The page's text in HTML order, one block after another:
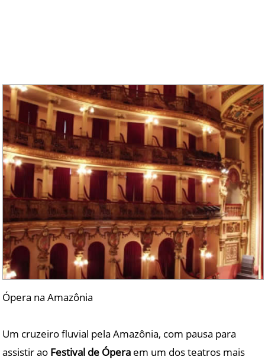
Ópera na Amazônia
Um cruzeiro fluvial pela Amazônia, com pausa para
assistir ao Festival de Ópera em um dos teatros mais